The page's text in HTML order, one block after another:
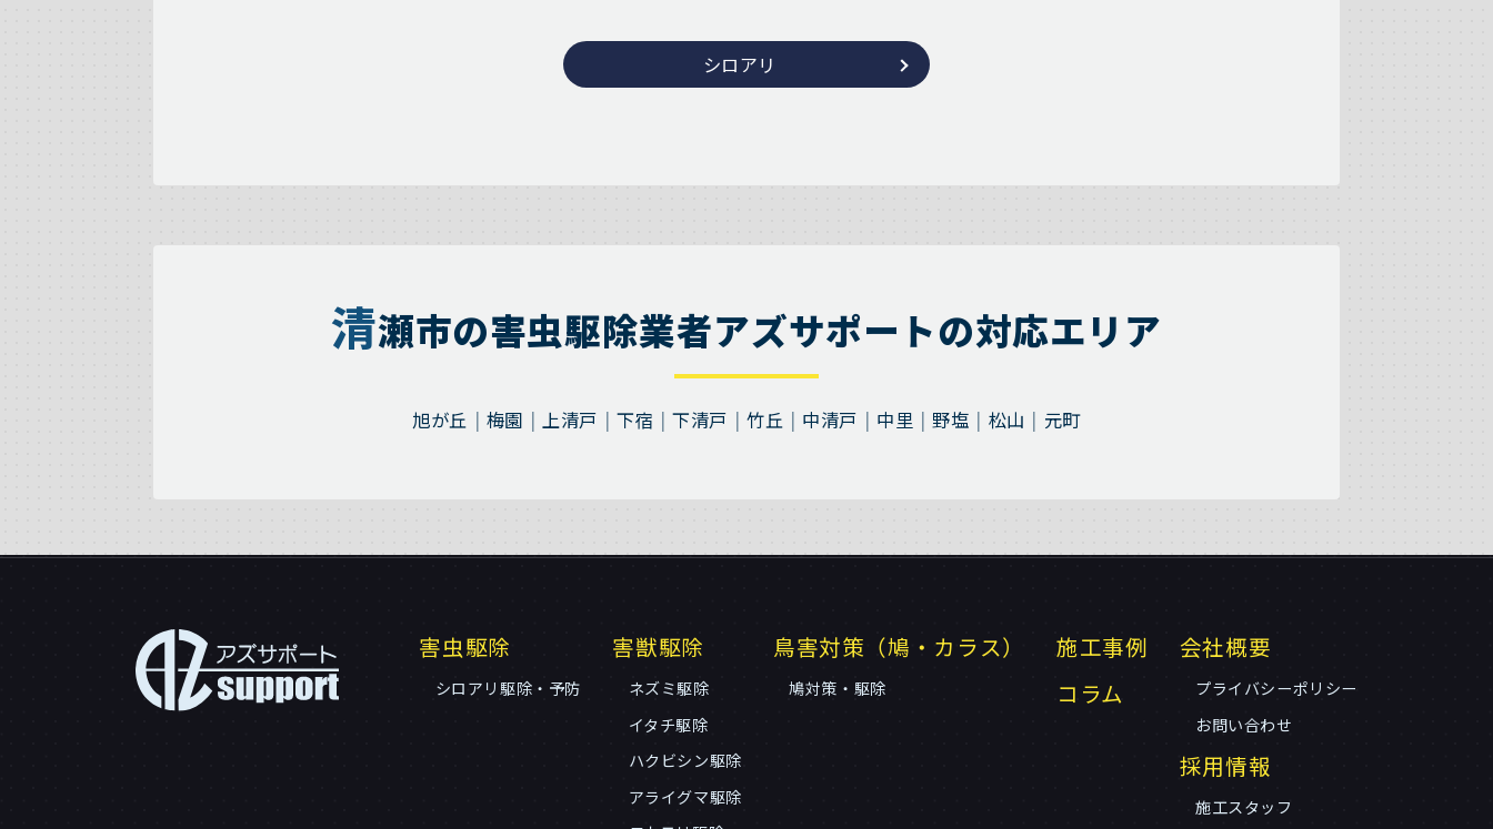
シロアリ
清瀬市の害虫駆除業者アズサポートの対応エリア
旭が丘 梅園 上清戸 下宿 下清戸 竹丘 中清戸 中里 野塩 松山 元町
害虫駆除
シロアリ駆除・予防
害獣駆除
ネズミ駆除
イタチ駆除
ハクビシン駆除
アライグマ駆除
鳥害対策（鳩・カラス）
鳩対策・駆除
施工事例
コラム
会社概要
プライバシーポリシー
お問い合わせ
採用情報
施工スタッフ